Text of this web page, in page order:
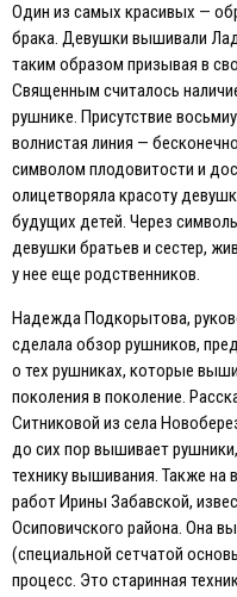
Один из самых красивых —
брака. Девушки вышивали
таким образом призывая в
Священным считалось
рушнике. Присутствие
волнистая линия —
символом плодовитости и
олицетворяла красоту
будущих детей. Через
девушки братьев и сестер,
у нее еще родственников.
Надежда Подкорытова,
сделала обзор рушников,
о тех рушниках, которые
поколения в поколение.
Ситниковой из села
до сих пор вышивает
технику вышивания. Также
работ Ирины Забавской,
Осиповичского района. Она
(специальной сетчатой
процесс. Это старинная